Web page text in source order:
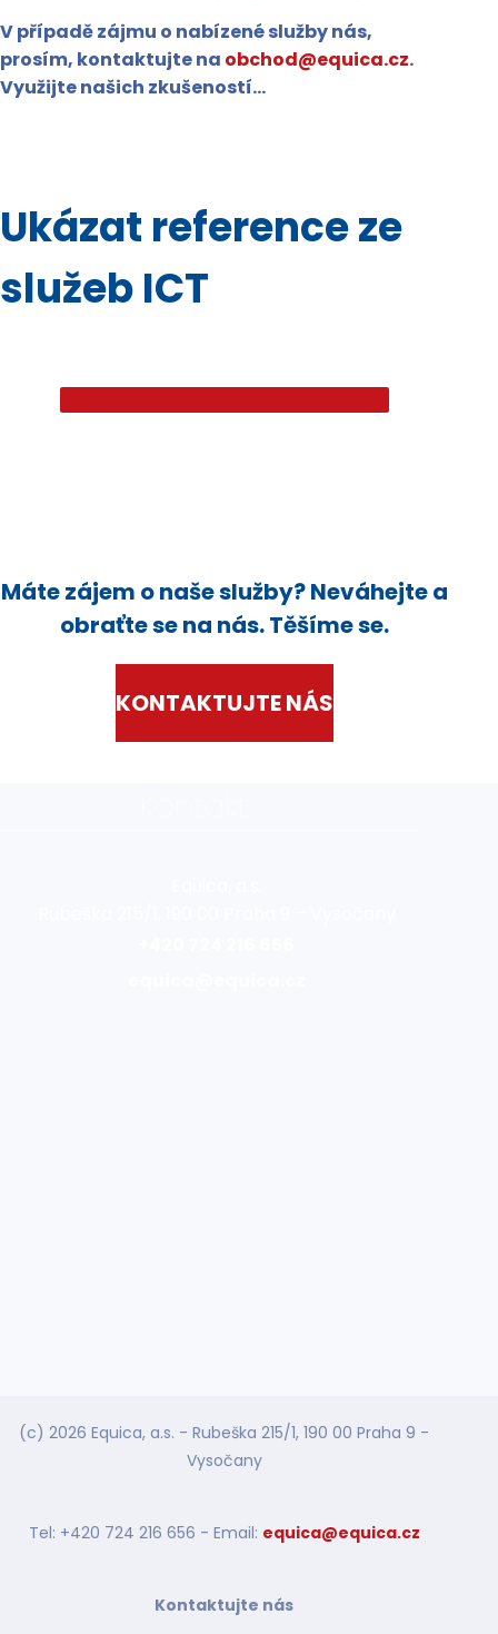
V případě zájmu o nabízené služby nás,
prosím, kontaktujte na obchod@equica.cz.
Využijte našich zkušeností…
Ukázat reference ze
služeb ICT
Máte zájem o naše služby? Neváhejte a
obraťte se na nás. Těšíme se.
KONTAKTUJTE NÁS
(c) 2026 Equica, a.s. - Rubeška 215/1, 190 00 Praha 9 -
Vysočany
Tel: +420 724 216 656 - Email: equica@equica.cz
Kontaktujte nás